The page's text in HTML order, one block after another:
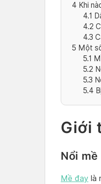
4 Khi
4.1
4.2
4.3
5 Một
5.1
5.2
5.3
5.4
Giới
Nổi
Mề đay là